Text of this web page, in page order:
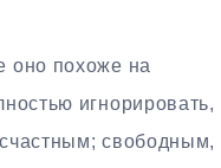
оно похоже на
игнорировать,
свободным,